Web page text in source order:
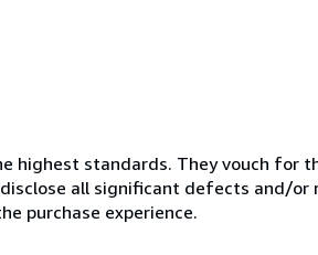
highest standards. They vouch for
all significant defects and/or
purchase experience.